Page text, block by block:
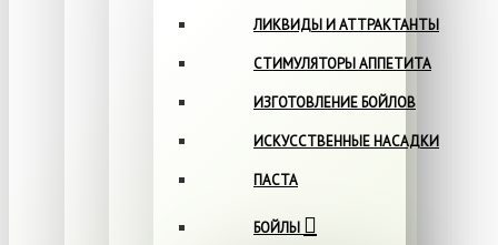
ЛИКВИДЫ И АТТРАКТАНТЫ
СТИМУЛЯТОРЫ АППЕТИТА
ИЗГОТОВЛЕНИЕ БОЙЛОВ
ИСКУССТВЕННЫЕ НАСАДКИ
ПАСТА
БОЙЛЫ